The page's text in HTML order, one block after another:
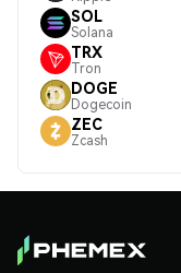
SOL
Solana
TRX
Tron
DOGE
Dogecoin
ZEC
Zcash